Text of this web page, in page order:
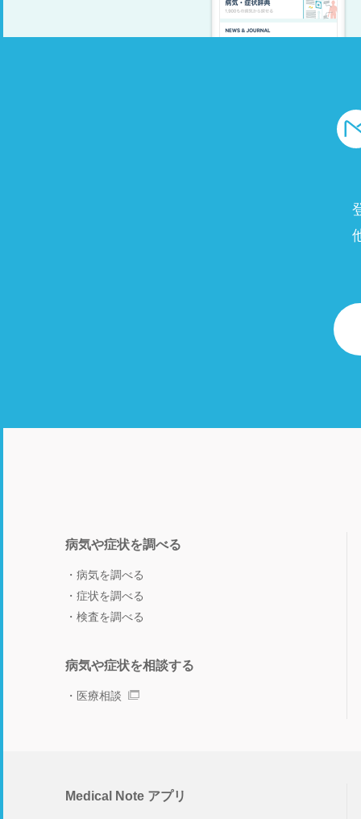
病気や症状を調べる
病気を調べる
症状を調べる
検査を調べる
病気や症状を相談する
医療相談
Medical Note アプリ